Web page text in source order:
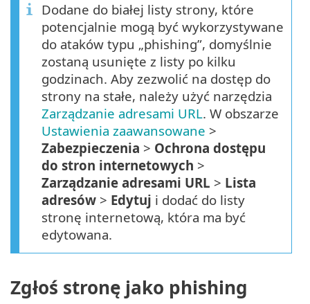
Dodane do białej listy strony, które
potencjalnie mogą być wykorzystywane
do ataków typu „phishing”, domyślnie
zostaną usunięte z listy po kilku
godzinach. Aby zezwolić na dostęp do
strony na stałe, należy użyć narzędzia
Zarządzanie adresami URL. W obszarze
Ustawienia zaawansowane >
Zabezpieczenia > Ochrona dostępu
do stron internetowych >
Zarządzanie adresami URL > Lista
adresów > Edytuj i dodać do listy
stronę internetową, która ma być
edytowana.
Zgłoś stronę jako phishing